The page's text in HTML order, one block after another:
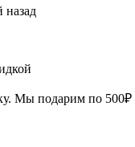
назад
Мы подарим по 500₽